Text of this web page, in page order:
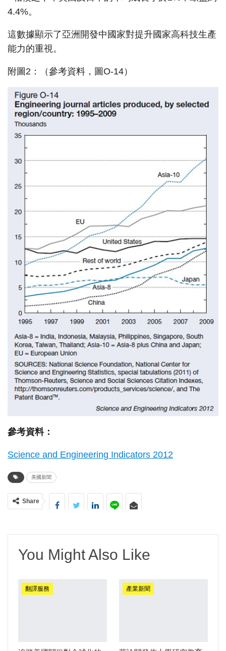
4.4%。
這數據顯示了亞洲開發中國家對提升國家高科技生產
能力的重視。
附圖2：（參考資料，圖O-14）
參考資料：
Science and Engineering Indicators 2012
美國新聞
Share
You Might Also Like
翻譯服務 產業新聞